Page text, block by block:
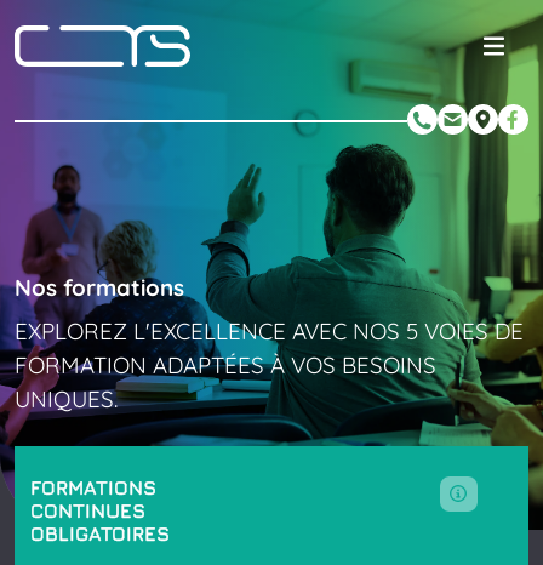
Nos formations
EXPLOREZ L'EXCELLENCE AVEC NOS 5 VOIES DE
FORMATION ADAPTÉES À VOS BESOINS
UNIQUES.
FORMATIONS
CONTINUES
OBLIGATOIRES